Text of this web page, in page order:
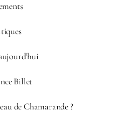
Billet
de Chamarande ?